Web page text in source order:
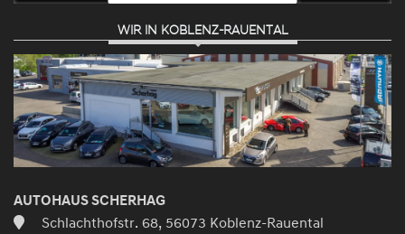
Zustimmen
und
aktivieren
WIR IN KOBLENZ-RAUENTAL
AUTOHAUS SCHERHAG
Schlachthofstr. 68, 56073 Koblenz-Rauental